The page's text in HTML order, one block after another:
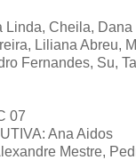
Linda, Cheila, Dana
Liliana Abreu,
Fernandes, Su,
07
Ana Aidos
Mestre,